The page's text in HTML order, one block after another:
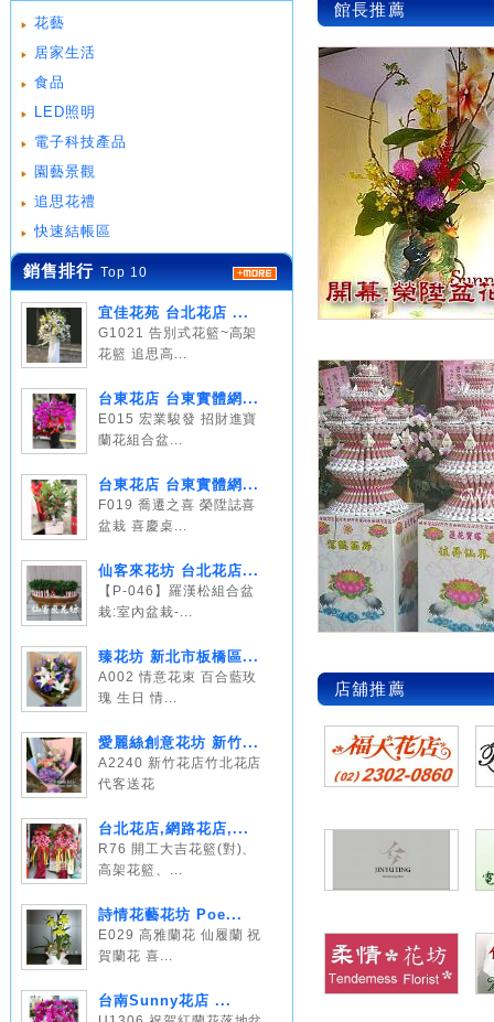
花藝
居家生活
食品
LED照明
電子科技產品
園藝景觀
追思花禮
快速結帳區
銷售排行 Top 10
宜佳花苑 台北花店 ...
G1021 告別式花籃~高架
花籃 追思高...
台東花店 台東實體網...
E015 宏業駿發 招財進寶
蘭花組合盆...
台東花店 台東實體網...
F019 喬遷之喜 榮陞誌喜
盆栽 喜慶桌...
仙客來花坊 台北花店...
【P-046】羅漢松組合盆
栽:室內盆栽-...
臻花坊 新北市板橋區...
A002 情意花束 百合藍玫
瑰 生日 情...
愛麗絲創意花坊 新竹...
A2240 新竹花店竹北花店
代客送花
台北花店,網路花店,...
R76 開工大吉花籃(對)、
高架花籃、...
詩情花藝花坊 Poe...
E029 高雅蘭花 仙履蘭 祝
賀蘭花 喜...
台南Sunny花店 ...
館長推薦
店舖推薦